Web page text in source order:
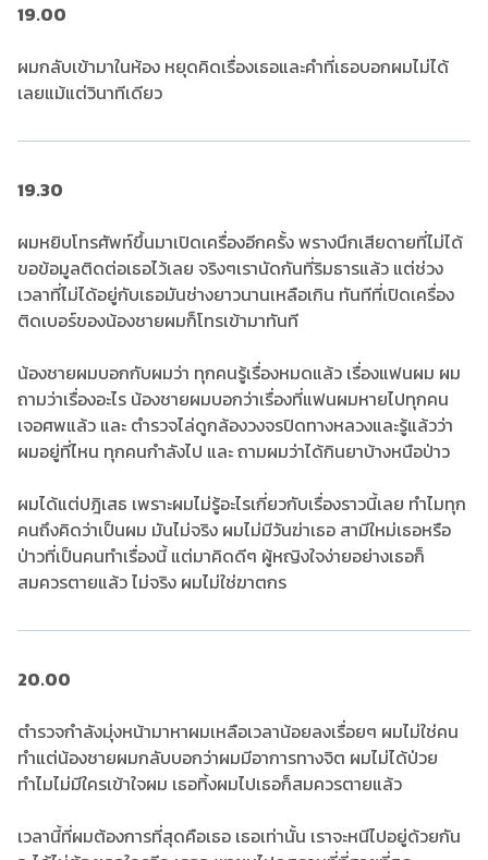
19.00
ผมกลับเข้ามาในห้อง หยุดคิดเรื่องเธอและคำที่เธอบอกผมไม่ได้
เลยแม้แต่วินาทีเดียว
19.30
ผมหยิบโทรศัพท์ขึ้นมาเปิดเครื่องอีกครั้ง พรางนึกเสียดายที่ไม่ได้
ขอข้อมูลติดต่อเธอไว้เลย จริงๆเรานัดกันที่ริมธารแล้ว แต่ช่วง
เวลาที่ไม่ได้อยู่กับเธอมันช่างยาวนานเหลือเกิน ทันทีที่เปิดเครื่อง
ติดเบอร์ของน้องชายผมก็โทรเข้ามาทันที
น้องชายผมบอกกับผมว่า ทุกคนรู้เรื่องหมดแล้ว เรื่องแฟนผม ผม
ถามว่าเรื่องอะไร น้องชายผมบอกว่าเรื่องที่แฟนผมหายไปทุกคน
เจอศพแล้ว และ ตำรวจไล่ดูกล้องวงจรปิดทางหลวงและรู้แล้วว่า
ผมอยู่ที่ไหน ทุกคนกำลังไป และ ถามผมว่าได้กินยาบ้างหนือป่าว
ผมได้แต่ปฎิเสธ เพราะผมไม่รู้อะไรเกี่ยวกับเรื่องราวนี้เลย ทำไมทุก
คนถึงคิดว่าเป็นผม มันไม่จริง ผมไม่มีวันฆ่าเธอ สามีใหม่เธอหรือ
ป่าวที่เป็นคนทำเรื่องนี้ แต่มาคิดดีๆ ผู้หญิงใจง่ายอย่างเธอก็
สมควรตายแล้ว ไม่จริง ผมไม่ใช่ฆาตกร
20.00
ตำรวจกำลังมุ่งหน้ามาหาผมเหลือเวลาน้อยลงเรื่อยๆ ผมไม่ใช่คน
ทำแต่น้องชายผมกลับบอกว่าผมมีอาการทางจิต ผมไม่ได้ป่วย
ทำไมไม่มีใครเข้าใจผม เธอทิ้งผมไปเธอก็สมควรตายแล้ว
เวลานี้ที่ผมต้องการที่สุดคือเธอ เธอเท่านั้น เราจะหนีไปอยู่ด้วยกัน